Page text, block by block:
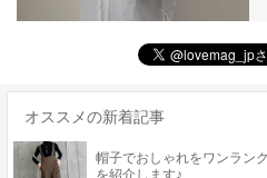
オススメの新着記事
帽子でおしゃれをワンラン
を紹介します♪